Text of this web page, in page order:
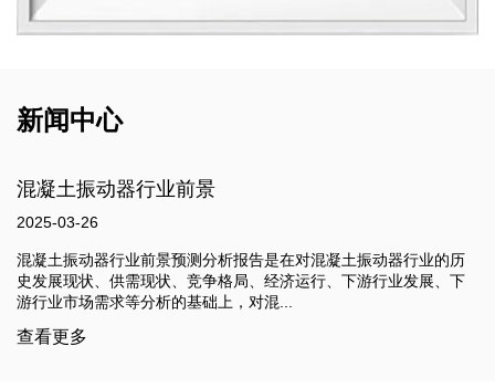
新闻中心
混凝土振动器行业前景
2025-03-26
混凝土振动器行业前景预测分析报告是在对混凝土振动器行业的历
史发展现状、供需现状、竞争格局、经济运行、下游行业发展、下
游行业市场需求等分析的基础上，对混...
查看更多